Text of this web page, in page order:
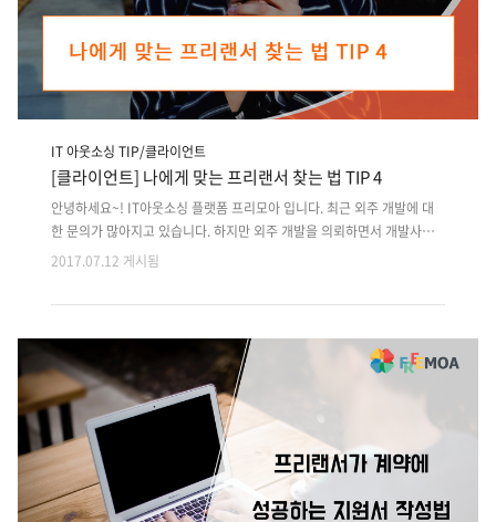
IT 아웃소싱 TIP/클라이언트
[클라이언트] 나에게 맞는 프리랜서 찾는 법 TIP 4
안녕하세요~! IT아웃소싱 플랫폼 프리모아 입니다. 최근 외주 개발에 대
한 문의가 많아지고 있습니다. 하지만 외주 개발을 의뢰하면서 개발사와
다양한 문제들이 발생하면서순조롭게 프로젝트를 끝내지 못한 슬픈 기억
이언트 분들을 위해!! 신뢰할 수 있는 프리랜서를 만나는 방법 4가지를 알
합니다.이 경우 최근에 완료한 포트폴리오를 중점적으로 봐야합니다. 두
번째. 직업윤리의식을 가진 프리랜서를 만나야 합니다.미팅을 하면서 책
임감을 가지고 있는지 파악해야합니다. 세번째. 나와 다른 성향을 가진 사
람과의 프로젝트 수행은 Win-Win 효과를 가져옵니다.서로 다른 부분에서
강점을 가..
2017.07.12 게시됨